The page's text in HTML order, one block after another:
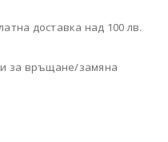
доставка над 100 лв.
за връщане/замяна